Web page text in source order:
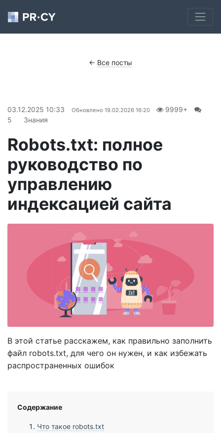
← Все посты
03.12.2025 10:33 Обновлено 19.02.2026 16:20
9999+
5
Знания
Robots.txt: полное
руководство по
управлению
индексацией сайта
В этой статье расскажем, как правильно заполнить
файл robots.txt, для чего он нужен, и как избежать
распространенных ошибок
Содержание
Что такое robots.txt